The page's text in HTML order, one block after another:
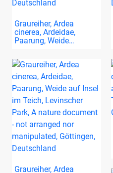
Graureiher, Ardea
cinerea, Ardeidae,
Paarung, Weide…
Graureiher, Ardea